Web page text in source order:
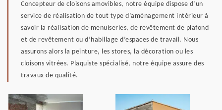
Concepteur de cloisons amovibles, notre équipe dispose d’un
service de réalisation de tout type d’aménagement intérieur à
savoir la réalisation de menuiseries, de revêtement de plafond
et de revêtement ou d’habillage d’espaces de travail. Nous
assurons alors la peinture, les stores, la décoration ou les
cloisons vitrées. Plaquiste spécialisé, notre équipe assure des
travaux de qualité.